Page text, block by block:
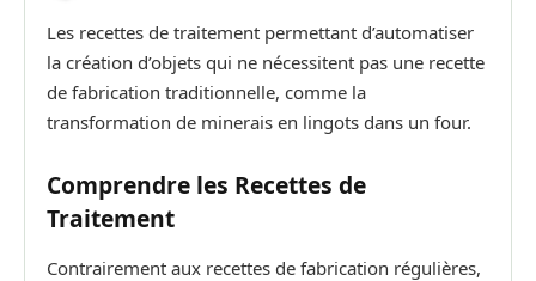
Les recettes de traitement permettant d’automatiser
la création d’objets qui ne nécessitent pas une recette
de fabrication traditionnelle, comme la
transformation de minerais en lingots dans un four.
Comprendre les Recettes de
Traitement
Contrairement aux recettes de fabrication régulières,